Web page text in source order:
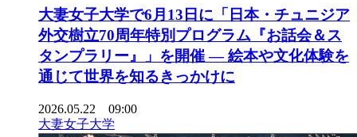
大妻女子大学で6月13日に「日本・チュニジア
外交樹立70周年特別プログラム『お話会＆ス
タンプラリー』」を開催 ― 絵本や文化体験を
通じて世界を知るきっかけに
2026.05.22 09:00
大妻女子大学